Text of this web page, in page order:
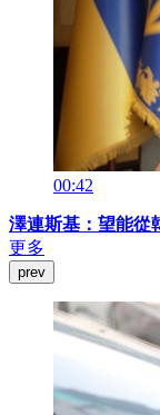
00:42
澤連斯基：望能從
更多
prev